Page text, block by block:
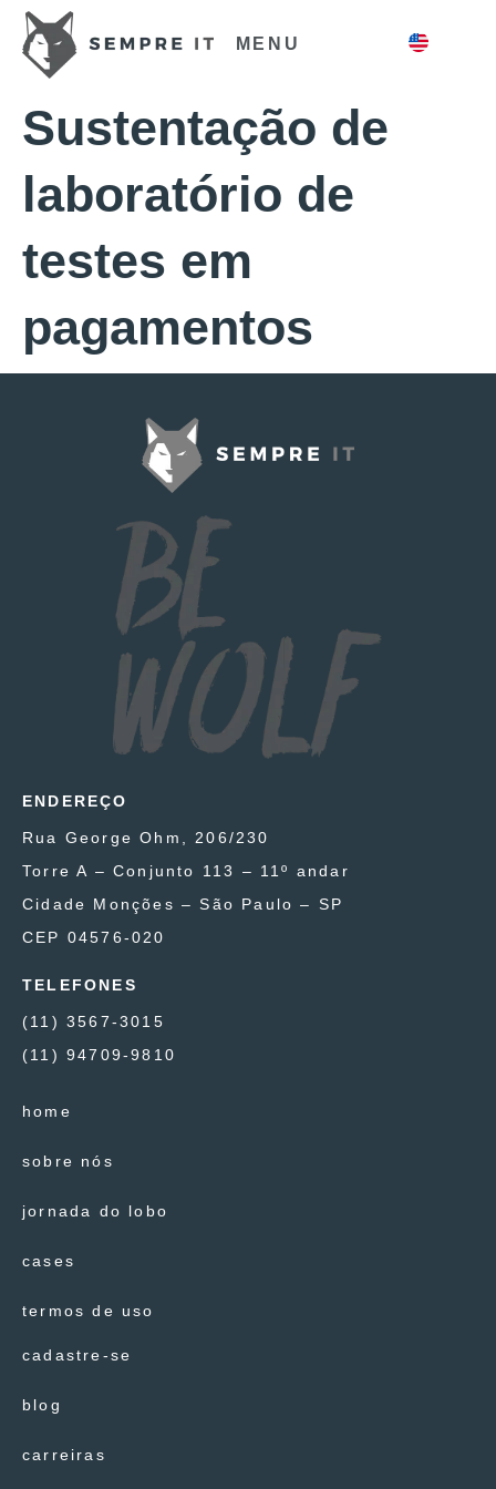
MENU
Sustentação de
laboratório de
testes em
pagamentos
ENDEREÇO
Rua George Ohm, 206/230
Torre A – Conjunto 113 – 11º andar
Cidade Monções – São Paulo – SP
CEP 04576-020
TELEFONES
(11) 3567-3015
(11) 94709-9810
home
sobre nós
jornada do lobo
cases
termos de uso
cadastre-se
blog
carreiras